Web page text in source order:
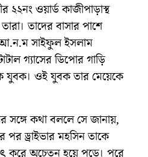
ওয়ার্ড কাজীপাড়াস্থ
তাদের বাসার পাশে
আ.ন.ম সাইফুল ইসলাম
গ্যাসের ডিপোর গাড়ি
যুবক। ওই যুবক তার মেয়েকে
সঙ্গে কথা বললে সে জানায়,
পর ড্রাইভার মহসিন তাকে
করে অচেতন হয়ে পড়ে। পরে